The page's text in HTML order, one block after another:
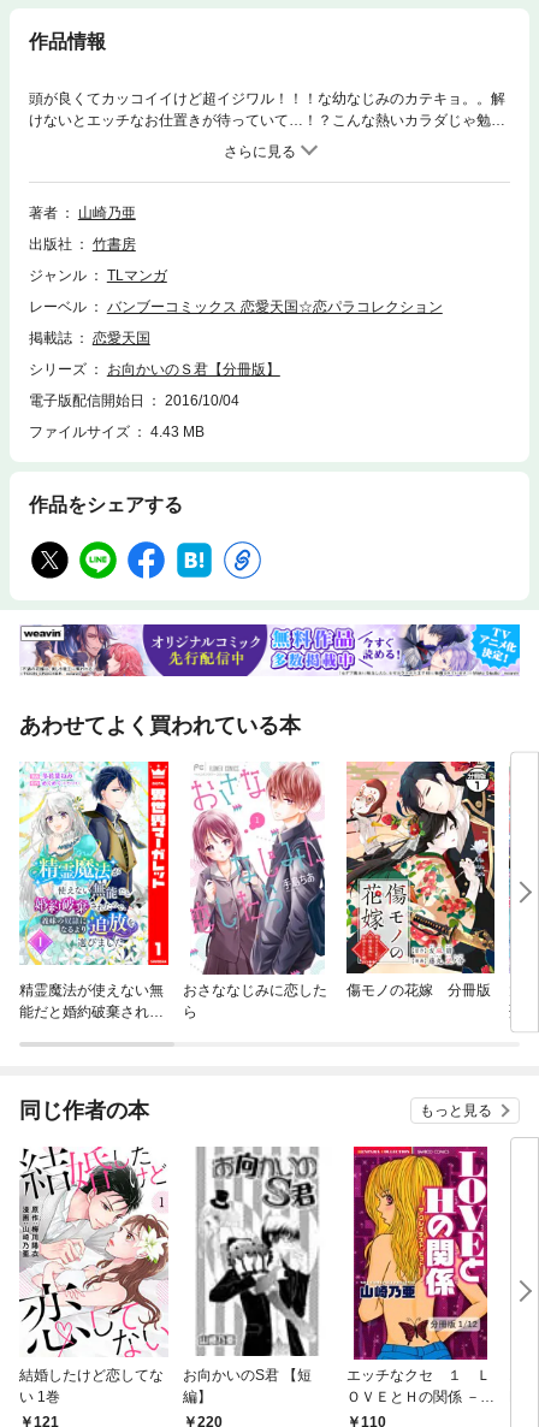
作品情報
頭が良くてカッコイイけど超イジワル！！！な幼なじみのカテキョ。。解
けないとエッチなお仕置きが待っていて…！？こんな熱いカラダじゃ勉強
が手につかないよぉ★※本コンテンツは単行本「お向かいのＳ君」を分冊
著者
山崎乃亜
出版社
竹書房
ジャンル
TLマンガ
レーベル
バンブーコミックス 恋愛天国☆恋パラコレクション
掲載誌
恋愛天国
シリーズ
お向かいのＳ君【分冊版】
電子版配信開始日
2016/10/04
ファイルサイズ
4.43 MB
作品をシェアする
あわせてよく買われている本
精霊魔法が使えない無
能だと婚約破棄された
おさななじみに恋した
ら
傷モノの花嫁 分冊版
聖女
同じ作者の本 もっと見る
結婚したけど恋してな
い 1巻
121
お向かいのS君 【短
編】
220
エッチなクセ １ Ｌ
ＯＶＥとＨの関係 －
ザ・グレイテスト・ヒ
110